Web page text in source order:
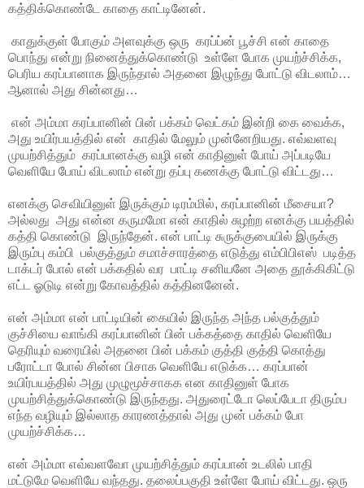
கத்திக்கொண்டே காதை காட்டினேன்.
காதுக்குள் போகும் அளவுக்கு ஒரு கரப்ப்ன் பூச்சி என் காதை
பொந்து என்று நினைத்துக்கொண்டு உள்ளே போக முயற்ச்சிக்க,
பெரிய கரப்பானாக இருந்தால் அதனை இழுந்து போட்டு விடலாம்…
ஆனால் அது சின்னது…
என் அம்மா கரப்பானின் பின் பக்கம் வெட்கம் இன்றி கை வைக்க,
அது உயிர்பயத்தில் என் காதில் மேலும் முன்னேறியது. எவ்வளவு
முயற்சித்தும் கரப்பானக்கு வழி என் காதினுள் போய் அப்படியே
வெளியே போய் விடலாம் என்று தப்பு கணக்கு போட்டு விட்டது…
எனக்கு செவியினுள் இருக்கும் டிரம்மில், கரப்பானின் மீசையா?
அல்லது அது என்ன கருமமோ என் காதில் சுழற்ற எனக்கு பயத்தில்
கத்தி கொண்டு இருந்தேன். என் பாட்டி சுருக்குபையில் இருக்கு
இரும்பு கம்பி பல்குத்தும் சமாச்சாரத்தை எடுத்து எம்பிபிஎஸ் படித்த
டாக்டர் போல் என் பக்கதில் வர பாட்டி சனியனே அதை தூக்கிகிட்டு
எட்ட ஓடுடி என்று கோவத்தில் கத்தினனேன்.
என் அம்மா என் பாட்டியின் கையில் இருந்த அந்த பல்குத்தும்
குச்சியை வாங்கி கரப்பானின் பின் பக்கத்தை காதில் வெளியே
தெரியும் வரையில் அதனை பின் பக்கம் குத்தி குத்தி கொத்து
பரோட்டா போல் சின்ன பிசாக வெளியே எடுக்க… கரப்பான்
உயிர்பயத்தில் அது முழுமூச்சாகக என காதினுள் போக
முயற்சித்துக்கொண்டு இருந்தது. அதுரைட்டோ லெப்பேடா திரும்ப
எந்த வழியும் இல்லாத காரணத்தால் அது முன் பக்கம் போ
முயற்ச்சிக்க…
என் அம்மா எவ்வளவோ முயற்சித்தும் கரப்பான் உடலில் பாதி
மட்டுமே வெளியே வந்தது. தலைப்பகுதி உள்ளே போய் விட்டது. ஒரு